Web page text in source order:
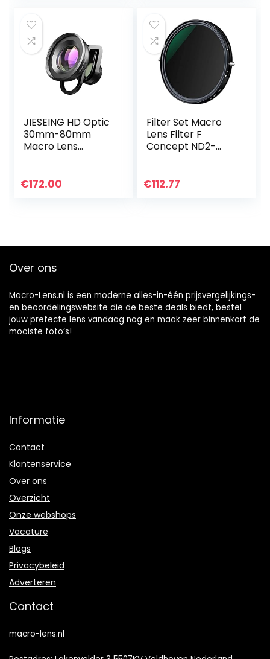
JIESEING HD Optic
30mm-80mm
Macro Lens
Lentes voor
€172.00
Filter Set Macro
Lens Filter F
Concept ND2-
Circulaire
€112.77
Over ons
Macro-Lens.nl is een moderne alles-in-één prijsvergelijkings-
en beoordelingswebsite die de beste deals biedt, bestel
jouw prefecte lens vandaag nog en maak zeer binnenkort de
mooiste foto’s!
Informatie
Contact
Klantenservice
Over ons
Overzicht
Onze webshops
Vacature
Blogs
Privacybeleid
Adverteren
Contact
macro-lens.nl